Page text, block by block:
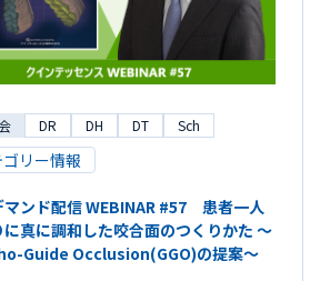
DR DH DT Sch
リー情報
マンド配信 WEBINAR #57 患者一人
に真に調和した咬合面のつくりかた ～
Guide Occlusion(GGO)の提案～